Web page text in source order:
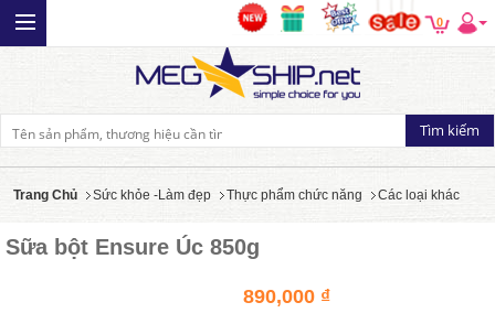
0
Trang Chủ Sức khỏe -Làm đẹp Thực phẩm chức năng Các loại khác
Sữa bột Ensure Úc 850g
890,000 ₫